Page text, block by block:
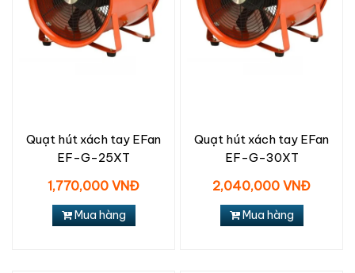
Quạt hút xách tay EFan
EF-G-25XT
1,770,000 VNĐ
Mua hàng
Quạt hút xách tay EFan
EF-G-30XT
2,040,000 VNĐ
Mua hàng